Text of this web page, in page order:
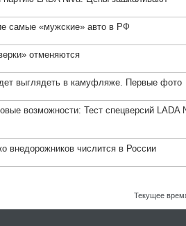
самые «мужские» авто в РФ
отменяются
выглядеть в камуфляже. Первые фото
возможности: Тест спецверсий LADA
внедорожников числится в России
Текущее